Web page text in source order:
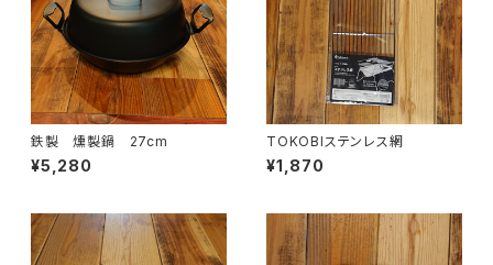
鉄製 燻製鍋 27cm
¥5,280
TOKOBIステンレス網
¥1,870